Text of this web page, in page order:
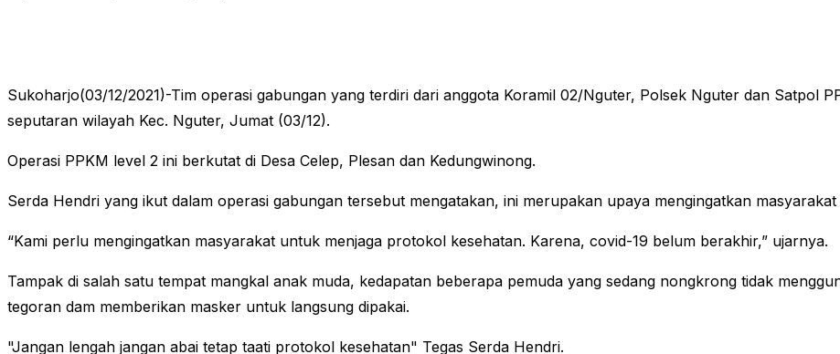
Sukoharjo(03/12/2021)-Tim operasi gabungan yang terdiri dari anggota Koramil 02/Nguter, Polsek Nguter dan Satpol
seputaran wilayah Kec. Nguter, Jumat (03/12).
Operasi PPKM level 2 ini berkutat di Desa Celep, Plesan dan Kedungwinong.
Serda Hendri yang ikut dalam operasi gabungan tersebut mengatakan, ini merupakan upaya mengingatkan
“Kami perlu mengingatkan masyarakat untuk menjaga protokol kesehatan. Karena, covid-19 belum berakhir,” ujarnya.
Tampak di salah satu tempat mangkal anak muda, kedapatan beberapa pemuda yang sedang nongkrong tidak
tegoran dam memberikan masker untuk langsung dipakai.
"Jangan lengah jangan abai tetap taati protokol kesehatan" Tegas Serda Hendri.